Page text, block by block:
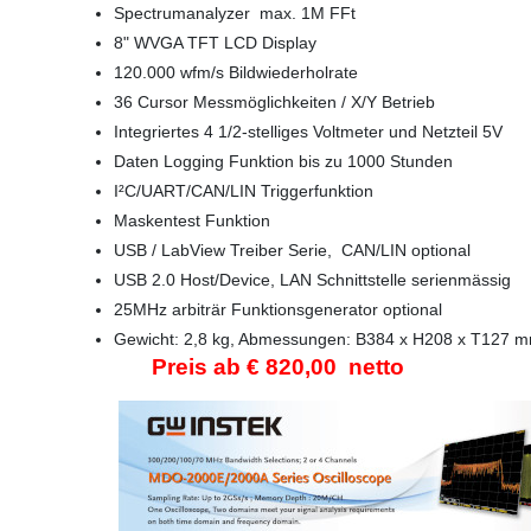
Spectrumanalyzer max. 1M FFt
8" WVGA TFT LCD Display
120.000 wfm/s Bildwiederholrate
36 Cursor Messmöglichkeiten / X/Y Betrieb
Integriertes 4 1/2-stelliges Voltmeter und Netzteil 5V
Daten Logging Funktion bis zu 1000 Stunden
I²C/UART/CAN/LIN Triggerfunktion
Maskentest Funktion
USB / LabView Treiber Serie, CAN/LIN optional
USB 2.0 Host/Device, LAN Schnittstelle serienmässig
25MHz arbiträr Funktionsgenerator optional
Gewicht: 2,8 kg, Abmessungen: B384 x H208 x T127
Preis ab € 820,00 netto